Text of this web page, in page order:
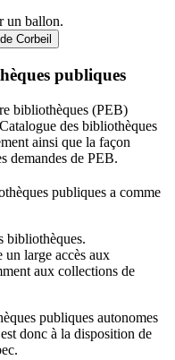
Corbeil
publiques
bibliothèques (PEB)
des bibliothèques
ainsi que la façon
demandes de PEB.
publiques a comme
bibliothèques.
large accès aux
aux collections de
èques publiques autonomes
donc à la disposition de